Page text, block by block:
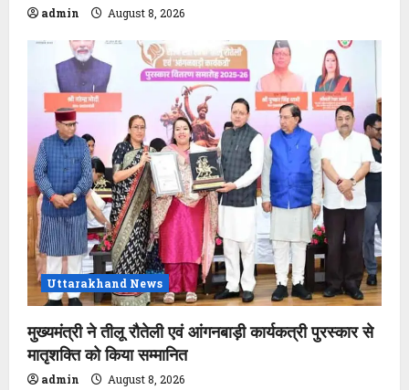
admin August 8, 2026
Uttarakhand News
मुख्यमंत्री ने तीलू रौतेली एवं आंगनबाड़ी कार्यकत्री पुरस्कार से
मातृशक्ति को किया सम्मानित
admin August 8, 2026